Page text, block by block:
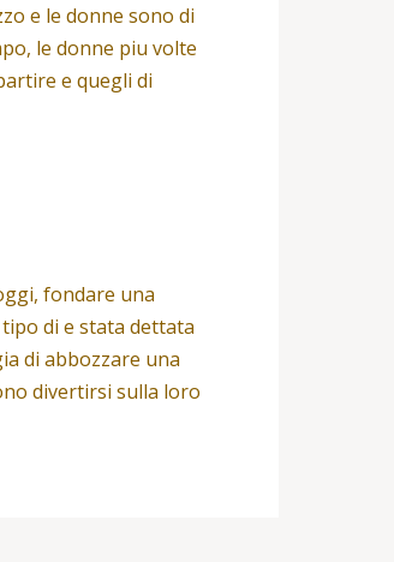
e le donne sono di
le donne piu volte
e quegli di
fondare una
di e stata dettata
di abbozzare una
divertirsi sulla loro